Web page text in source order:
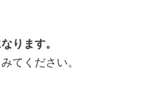
ります。
てください。